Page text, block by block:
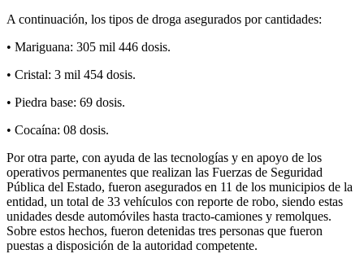
A continuación, los tipos de droga asegurados por cantidades:
• Mariguana: 305 mil 446 dosis.
• Cristal: 3 mil 454 dosis.
• Piedra base: 69 dosis.
• Cocaína: 08 dosis.
Por otra parte, con ayuda de las tecnologías y en apoyo de los
operativos permanentes que realizan las Fuerzas de Seguridad
Pública del Estado, fueron asegurados en 11 de los municipios de la
entidad, un total de 33 vehículos con reporte de robo, siendo estas
unidades desde automóviles hasta tracto-camiones y remolques.
Sobre estos hechos, fueron detenidas tres personas que fueron
puestas a disposición de la autoridad competente.